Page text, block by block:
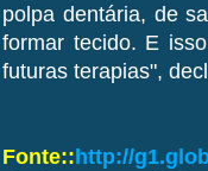
polpa dentária, de
formar tecido. E
futuras terapias",
Fonte:: http://